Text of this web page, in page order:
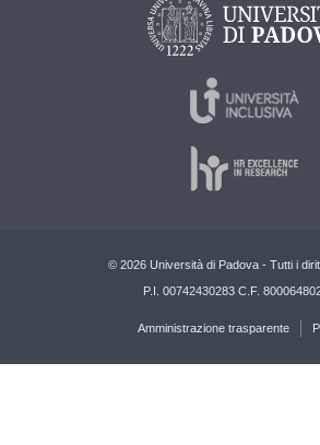
© 2026 Università di Padova - Tutti i
P.I. 00742430283 C.F.
Amministrazione trasparente